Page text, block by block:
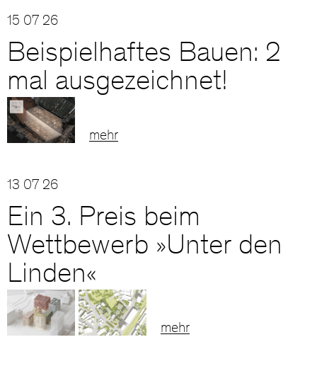
15 07 26
Beispielhaftes Bauen: 2
mal ausgezeichnet!
mehr
13 07 26
Ein 3. Preis beim
Wettbewerb »Unter den
Linden«
mehr